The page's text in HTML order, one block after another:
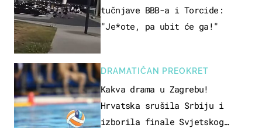
tučnjave BBB-a i Torcide:
"Je*ote, pa ubit će ga!"
DRAMATIČAN PREOKRET
Kakva drama u Zagrebu!
Hrvatska srušila Srbiju i
izborila finale Svjetskog